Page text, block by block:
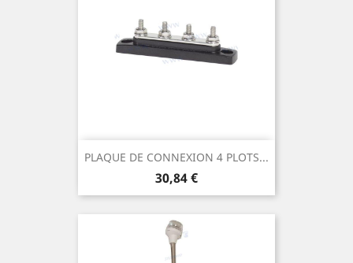
PLAQUE DE CONNEXION 4 PLOTS...
Prix
30,84 €